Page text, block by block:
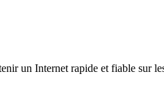
un Internet rapide et fiable sur